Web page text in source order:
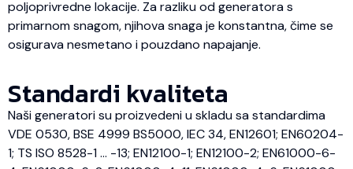
poljoprivredne lokacije. Za razliku od generatora s
primarnom snagom, njihova snaga je konstantna, čime se
osigurava nesmetano i pouzdano napajanje.
Standardi kvaliteta
Naši generatori su proizvedeni u skladu sa standardima
VDE 0530, BSE 4999 BS5000, IEC 34, EN12601; EN60204-
1; TS ISO 8528-1 … -13; EN12100-1; EN12100-2; EN61000-6-